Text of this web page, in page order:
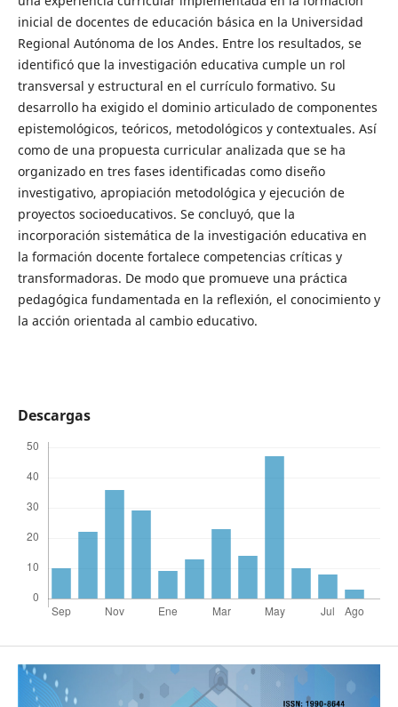
inicial de docentes de educación básica en la Universidad
Regional Autónoma de los Andes. Entre los resultados, se
identificó que la investigación educativa cumple un rol
transversal y estructural en el currículo formativo. Su
desarrollo ha exigido el dominio articulado de componentes
epistemológicos, teóricos, metodológicos y contextuales. Así
como de una propuesta curricular analizada que se ha
organizado en tres fases identificadas como diseño
investigativo, apropiación metodológica y ejecución de
proyectos socioeducativos. Se concluyó, que la
incorporación sistemática de la investigación educativa en
la formación docente fortalece competencias críticas y
transformadoras. De modo que promueve una práctica
pedagógica fundamentada en la reflexión, el conocimiento y
la acción orientada al cambio educativo.
Descargas